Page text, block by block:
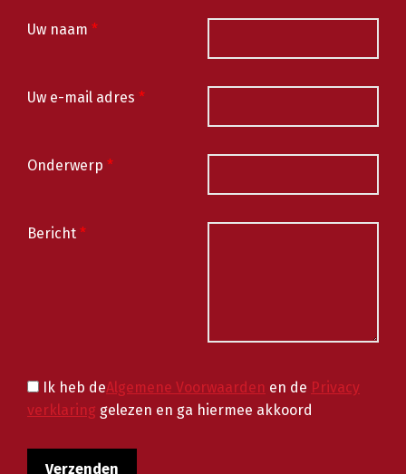
Uw naam *
Uw e-mail adres *
Onderwerp *
Bericht *
Ik heb deAlgemene Voorwaarden en de Privacy
verklaring gelezen en ga hiermee akkoord